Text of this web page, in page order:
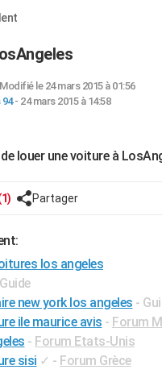
Modifié le 24 mars 2015 à 01:56
94- 24 mars 2015 à 14:58
louer une voiture à
Partager
los angeles
new york los angeles -
ile maurice avis - Forum
- Forum Etats-Unis
sisi ✓ - Forum Grèce